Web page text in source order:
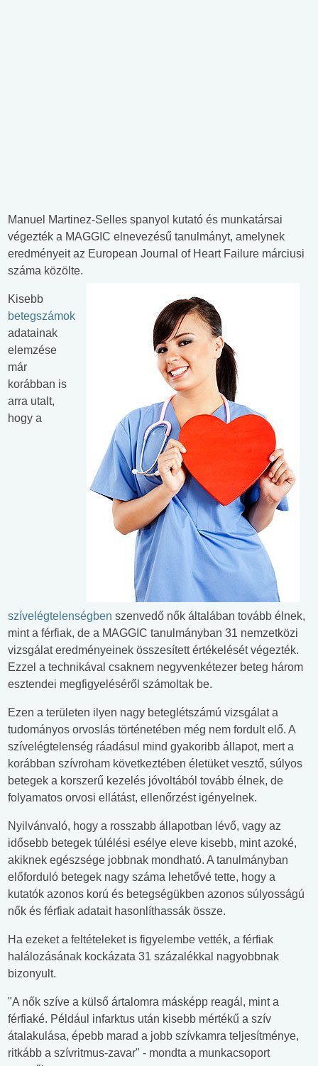
Manuel Martinez-Selles spanyol kutató és munkatársai
végezték a MAGGIC elnevezésű tanulmányt, amelynek
eredményeit az European Journal of Heart Failure márciusi
száma közölte.
Kisebb
betegszámok
adatainak
elemzése
már
korábban is
arra utalt,
hogy a
szívelégtelenségben szenvedő nők általában tovább élnek,
mint a férfiak, de a MAGGIC tanulmányban 31 nemzetközi
vizsgálat eredményeinek összesített értékelését végezték.
Ezzel a technikával csaknem negyvenkétezer beteg három
esztendei megfigyeléséről számoltak be.
Ezen a területen ilyen nagy beteglétszámú vizsgálat a
tudományos orvoslás történetében még nem fordult elő. A
szívelégtelenség ráadásul mind gyakoribb állapot, mert a
korábban szívroham következtében életüket vesztő, súlyos
betegek a korszerű kezelés jóvoltából tovább élnek, de
folyamatos orvosi ellátást, ellenőrzést igényelnek.
Nyilvánvaló, hogy a rosszabb állapotban lévő, vagy az
idősebb betegek túlélési esélye eleve kisebb, mint azoké,
akiknek egészsége jobbnak mondható. A tanulmányban
előforduló betegek nagy száma lehetővé tette, hogy a
kutatók azonos korú és betegségükben azonos súlyosságú
nők és férfiak adatait hasonlíthassák össze.
Ha ezeket a feltételeket is figyelembe vették, a férfiak
halálozásának kockázata 31 százalékkal nagyobbnak
bizonyult.
"A nők szíve a külső ártalomra másképp reagál, mint a
férfiaké. Például infarktus után kisebb mértékű a szív
átalakulása, épebb marad a jobb szívkamra teljesítménye,
ritkább a szívritmus-zavar" - mondta a munkacsoport